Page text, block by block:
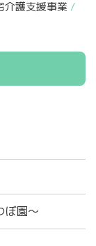
介護支援事業
ぼ園～